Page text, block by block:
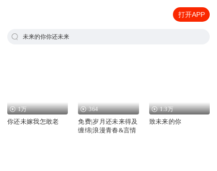
打开APP
未来的你你还未来
1万
你还未嫁我怎敢老
364
免费|岁月还未来得及
缠绵|浪漫青春&言情
1.3万
致未来的你